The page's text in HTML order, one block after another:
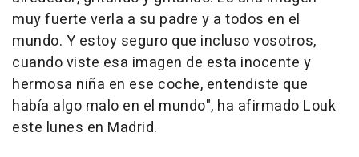
muy fuerte verla a su padre y a todos en el
mundo. Y estoy seguro que incluso vosotros,
cuando viste esa imagen de esta inocente y
hermosa niña en ese coche, entendiste que
había algo malo en el mundo", ha afirmado Louk
este lunes en Madrid.